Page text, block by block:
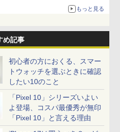
10/11、「Chrome」も走り回
記念で2026年末まで500円
もっと見る
め記事
初心者の方におくる、スマー
トウォッチを選ぶときに確認
したい10のこと
「Pixel 10」シリーズいよい
よ登場、コスパ最優秀が無印
「Pixel 10」と言える理由